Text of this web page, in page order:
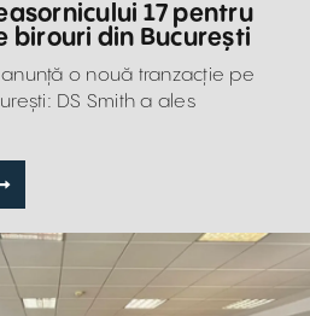
17 pentru
birouri din București
o nouă tranzacție pe
DS Smith a ales